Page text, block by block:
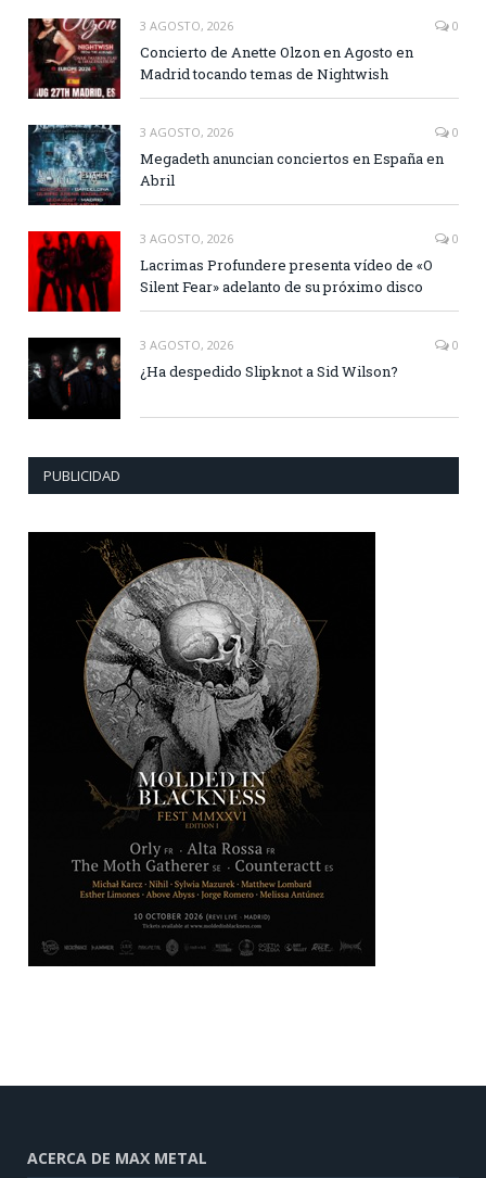
3 AGOSTO, 2026 0
Concierto de Anette Olzon en Agosto en
Madrid tocando temas de Nightwish
3 AGOSTO, 2026 0
Megadeth anuncian conciertos en España en
Abril
3 AGOSTO, 2026 0
Lacrimas Profundere presenta vídeo de «O
Silent Fear» adelanto de su próximo disco
3 AGOSTO, 2026 0
¿Ha despedido Slipknot a Sid Wilson?
PUBLICIDAD
ACERCA DE MAX METAL